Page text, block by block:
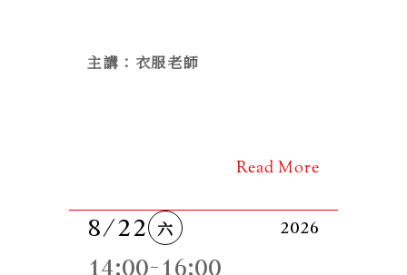
主講：衣服老師
Read More
8/22 六 2026
14:00-16:00